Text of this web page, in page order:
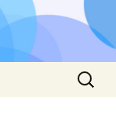
Išči: